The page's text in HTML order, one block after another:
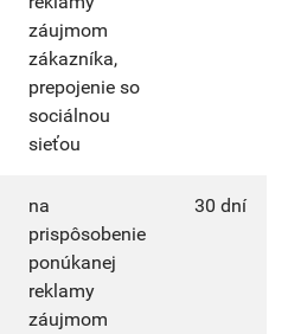
záujmom
zákazníka,
prepojenie so
sociálnou
sieťou
na
prispôsobenie
ponúkanej
reklamy
záujmom
30 dní